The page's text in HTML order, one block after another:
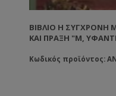
ΒΙΒΛΊΟ Η ΣΎΓΧΡΟΝΗ
ΚΑΙ ΠΡΆΞΗ "Μ,
Κωδικός προϊόντος: